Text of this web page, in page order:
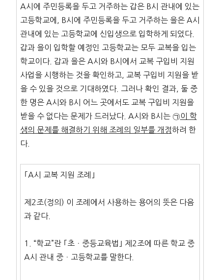
A시에 주민등록을 두고 거주하는 갑은 B시 관내에 있는
고등학교에, B시에 주민등록을 두고 거주하는 을은 A시
관내에 있는 고등학교에 신입생으로 입학하게 되었다.
갑과 을이 입학할 예정인 고등학교는 모두 교복을 입는
학교이다. 갑과 을은 A시와 B시에서 교복 구입비 지원
사업을 시행하는 것을 확인하고, 교복 구입비 지원을 받
을 수 있을 것으로 기대하였다. 그러나 확인 결과, 둘 중
한 명은 A시와 B시 어느 곳에서도 교복 구입비 지원을
받을 수 없다는 문제가 드러났다. A시와 B시는 ㉠이 학
생의 문제를 해결하기 위해 조례의 일부를 개정하려 한
다.
｢A시 교복 지원 조례｣
제2조(정의) 이 조례에서 사용하는 용어의 뜻은 다음
과 같다.
1. “학교”란 ｢초ㆍ중등교육법｣ 제2조에 따른 학교 중
A시 관내 중ㆍ고등학교를 말한다.